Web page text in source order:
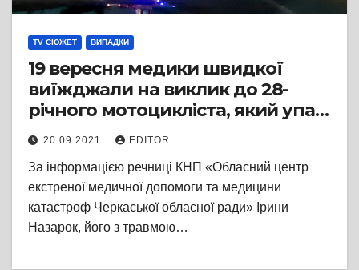
TV СЮЖЕТ ВИПАДКИ
19 вересня медики швидкої
виїжджали на виклик до 28-
річного мотоцикліста, який упав
на дамбі
20.09.2021 EDITOR
За інформацією речниці КНП «Обласний центр
екстреної медичної допомоги та медицини
катастроф Черкаської обласної ради» Ірини
Назарок, його з травмою…